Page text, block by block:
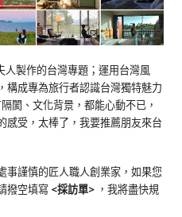
人製作的台灣專題；運用台灣風
構成專為旅行者認識台灣獨特魅力
隔閡、文化背景，都能心動不已，
感受，太棒了，我要推薦朋友來台
事謹慎的匠人職人創業家，如果您
撥空填寫 <採訪單> ，我將盡快規